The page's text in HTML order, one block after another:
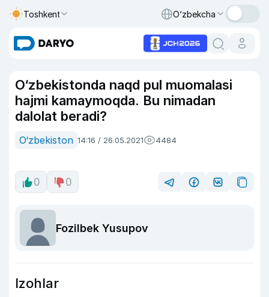
Toshkent O‘zbekcha
O‘zbekistonda naqd pul muomalasi
hajmi kamaymoqda. Bu nimadan
dalolat beradi?
O‘zbekiston 14:16 / 26.05.2021 4484
0 0
Fozilbek Yusupov
Izohlar